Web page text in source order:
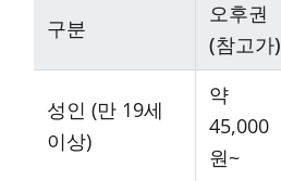
구분
오후권
(참고가)
성인 (만 19세
이상)
약
45,000
원~